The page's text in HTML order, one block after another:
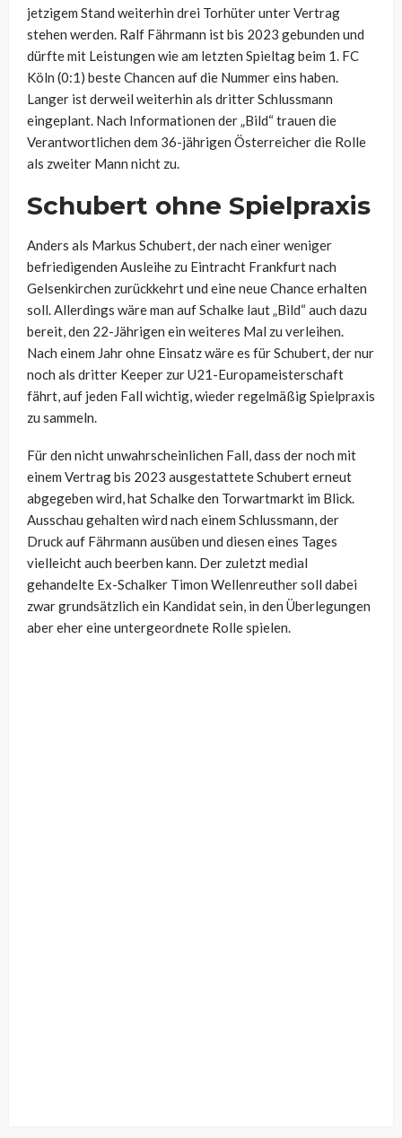
jetzigem Stand weiterhin drei Torhüter unter Vertrag
stehen werden. Ralf Fährmann ist bis 2023 gebunden und
dürfte mit Leistungen wie am letzten Spieltag beim 1. FC
Köln (0:1) beste Chancen auf die Nummer eins haben.
Langer ist derweil weiterhin als dritter Schlussmann
eingeplant. Nach Informationen der „Bild“ trauen die
Verantwortlichen dem 36-jährigen Österreicher die Rolle
als zweiter Mann nicht zu.
Schubert ohne Spielpraxis
Anders als Markus Schubert, der nach einer weniger
befriedigenden Ausleihe zu Eintracht Frankfurt nach
Gelsenkirchen zurückkehrt und eine neue Chance erhalten
soll. Allerdings wäre man auf Schalke laut „Bild“ auch dazu
bereit, den 22-Jährigen ein weiteres Mal zu verleihen.
Nach einem Jahr ohne Einsatz wäre es für Schubert, der nur
noch als dritter Keeper zur U21-Europameisterschaft
fährt, auf jeden Fall wichtig, wieder regelmäßig Spielpraxis
zu sammeln.
Für den nicht unwahrscheinlichen Fall, dass der noch mit
einem Vertrag bis 2023 ausgestattete Schubert erneut
abgegeben wird, hat Schalke den Torwartmarkt im Blick.
Ausschau gehalten wird nach einem Schlussmann, der
Druck auf Fährmann ausüben und diesen eines Tages
vielleicht auch beerben kann. Der zuletzt medial
gehandelte Ex-Schalker Timon Wellenreuther soll dabei
zwar grundsätzlich ein Kandidat sein, in den Überlegungen
aber eher eine untergeordnete Rolle spielen.